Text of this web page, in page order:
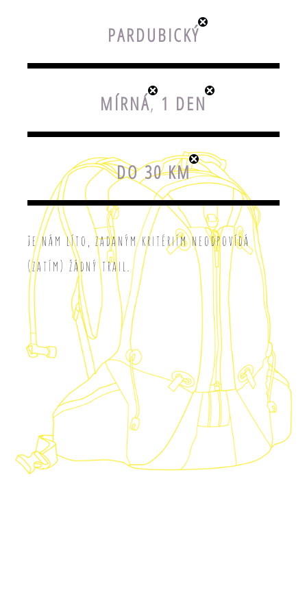
PARDUBICKÝ
MÍRNÁ, 1 DEN
DO 30 KM
Je nám líto, zadaným kritériím neodpovídá
(zatím) žádný trail.